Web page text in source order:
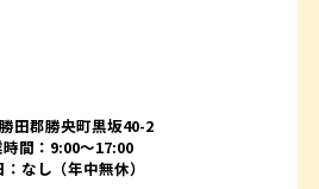
田郡勝央町黒坂40-2
時間：9:00～17:00
なし（年中無休）